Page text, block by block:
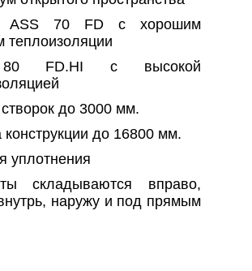
ASS 70 FD с хорошим
теплоизоляции
FD.HI с высокой
до 3000 мм.
до 16800 мм.
уплотнения
складываются вправо,
наружу и под прямым